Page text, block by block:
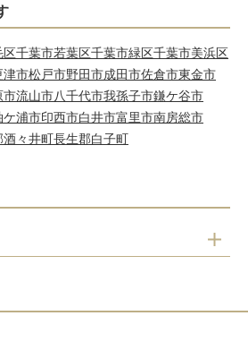
区千葉市若葉区千葉市緑区千葉市美浜区
津市松戸市野田市成田市佐倉市東金市
市流山市八千代市我孫子市鎌ケ谷市
ケ浦市印西市白井市富里市南房総市
酒々井町長生郡白子町